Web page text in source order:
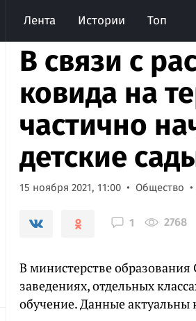
Лента Истории Топ
В связи с
ковида на
частично
детские
15 ноября 2021, 11:00 Общество
1 2768
В министерстве образования
заведениях, отдельных
обучение. Данные актуальны